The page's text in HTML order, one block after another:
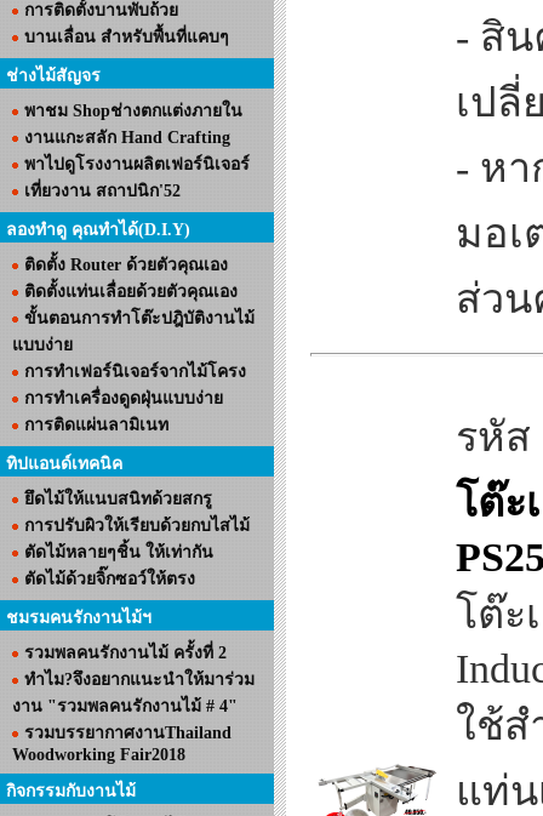
การติดตั้งบานพับถ้วย
บานเลื่อน สำหรับพื้นที่แคบๆ
ช่างไม้สัญจร
พาชม Shopช่างตกแต่งภายใน
งานแกะสลัก Hand Crafting
พาไปดูโรงงานผลิตเฟอร์นิเจอร์
เที่ยวงาน สถาปนิก'52
ลองทำดู คุณทำได้(D.I.Y)
ติดตั้ง Router ด้วยตัวคุณเอง
ติดตั้งแท่นเลื่อยด้วยตัวคุณเอง
ขั้นตอนการทำโต๊ะปฎิบัติงานไม้
แบบง่าย
การทำเฟอร์นิเจอร์จากไม้โครง
การทำเครื่องดูดฝุ่นแบบง่าย
การติดแผ่นลามิเนท
ทิปแอนด์เทคนิค
ยึดไม้ให้แนบสนิทด้วยสกรู
การปรับผิวให้เรียบด้วยกบไสไม้
ตัดไม้หลายๆชิ้น ให้เท่ากัน
ตัดไม้ด้วยจิ๊กซอว์ให้ตรง
ชมรมคนรักงานไม้ฯ
รวมพลคนรักงานไม้ ครั้งที่ 2
ทำไม?จึงอยากแนะนำให้มาร่วม
งาน "รวมพลคนรักงานไม้ # 4"
รวมบรรยากาศงานThailand
Woodworking Fair2018
กิจกรรมกับงานไม้
- สิน
เปลี่
- หา
มอเ
ส่วน
รหัส
โต๊ะ
โต๊ะ
ใช้ส
แท่น